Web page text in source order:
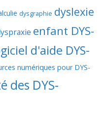
dysgraphie dyslexie
enfant DYS-
d'aide DYS-
numériques pour DYS-
des DYS-